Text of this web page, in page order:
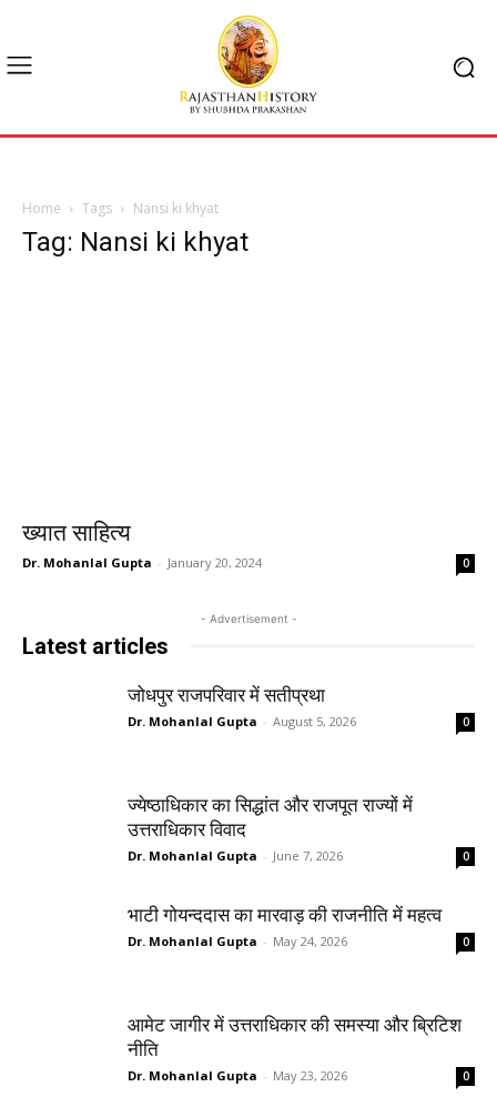
Home Tags Nansi ki khyat
Tag: Nansi ki khyat
ख्यात साहित्य
Dr. Mohanlal Gupta - January 20, 2024 0
- Advertisement -
Latest articles
जोधपुर राजपरिवार में सतीप्रथा
Dr. Mohanlal Gupta - August 5, 2026 0
ज्येष्ठाधिकार का सिद्धांत और राजपूत राज्यों में
उत्तराधिकार विवाद
Dr. Mohanlal Gupta - June 7, 2026 0
भाटी गोयन्ददास का मारवाड़ की राजनीति में महत्व
Dr. Mohanlal Gupta - May 24, 2026 0
आमेट जागीर में उत्तराधिकार की समस्या और ब्रिटिश
नीति
Dr. Mohanlal Gupta - May 23, 2026 0